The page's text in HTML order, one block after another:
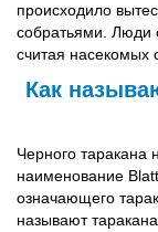
происходило
собратьями. Люди
считая насекомых
Как
Черного таракана
наименование
означающего
называют